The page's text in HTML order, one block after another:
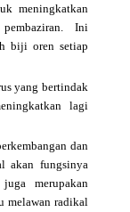
meningkatkan
Ini
biji oren setiap
yang bertindak
lagi
dan
akan fungsinya
merupakan
melawan radikal